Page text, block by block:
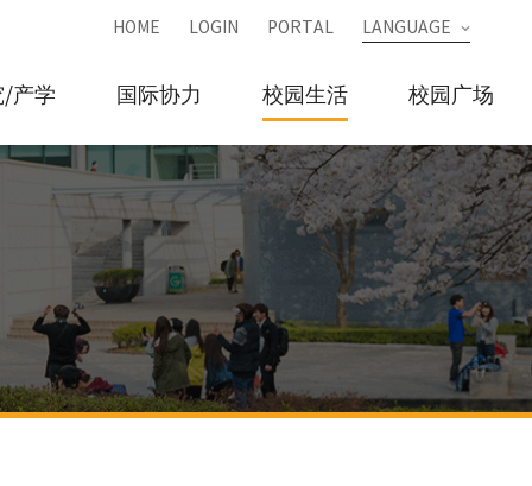
HOME LOGIN PORTAL LANGUAGE
/产学 国际协力 校园生活 校园广场